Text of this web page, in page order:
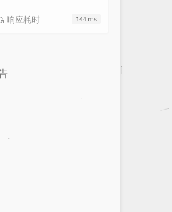
144 ms
响应耗时